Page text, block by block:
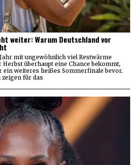
weiter: Warum Deutschland vor
mit ungewöhnlich viel Restwärme
überhaupt eine Chance bekommt,
ein weiteres heißes Sommerfinale bevor.
zeigen für das